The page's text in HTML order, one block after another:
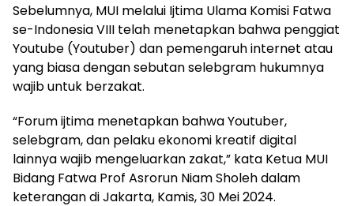
Sebelumnya, MUI melalui Ijtima Ulama Komisi Fatwa
se-Indonesia VIII telah menetapkan bahwa penggiat
Youtube (Youtuber) dan pemengaruh internet atau
yang biasa dengan sebutan selebgram hukumnya
wajib untuk berzakat.
“Forum ijtima menetapkan bahwa Youtuber,
selebgram, dan pelaku ekonomi kreatif digital
lainnya wajib mengeluarkan zakat,” kata Ketua MUI
Bidang Fatwa Prof Asrorun Niam Sholeh dalam
keterangan di Jakarta, Kamis, 30 Mei 2024.